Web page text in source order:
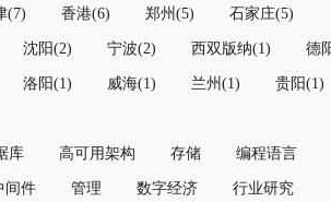
(7) 香港(6) 郑州(5) 石家庄(5)
沈阳(2) 宁波(2) 西双版纳(1) 德
洛阳(1) 威海(1) 兰州(1) 贵阳(1)
库 高可用架构 存储 编程语言
间件 管理 数字经济 行业研究